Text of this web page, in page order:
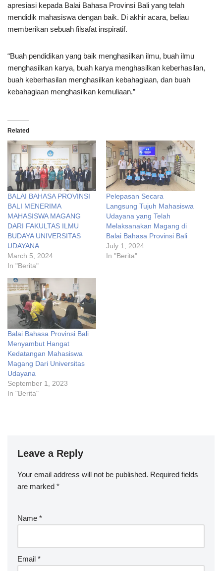
apresiasi kepada Balai Bahasa Provinsi Bali yang telah
mendidik mahasiswa dengan baik. Di akhir acara, beliau
memberikan sebuah filsafat inspiratif.
“Buah pendidikan yang baik menghasilkan ilmu, buah ilmu
menghasilkan karya, buah karya menghasilkan keberhasilan,
buah keberhasilan menghasilkan kebahagiaan, dan buah
kebahagiaan menghasilkan kemuliaan.”
Related
BALAI BAHASA PROVINSI
BALI MENERIMA
MAHASISWA MAGANG
DARI FAKULTAS ILMU
BUDAYA UNIVERSITAS
UDAYANA
March 5, 2024
In "Berita"
Pelepasan Secara
Langsung Tujuh Mahasiswa
Udayana yang Telah
Melaksanakan Magang di
Balai Bahasa Provinsi Bali
July 1, 2024
In "Berita"
Balai Bahasa Provinsi Bali
Menyambut Hangat
Kedatangan Mahasiswa
Magang Dari Universitas
Udayana
September 1, 2023
In "Berita"
Leave a Reply
Your email address will not be published. Required fields
are marked *
Name *
Email *